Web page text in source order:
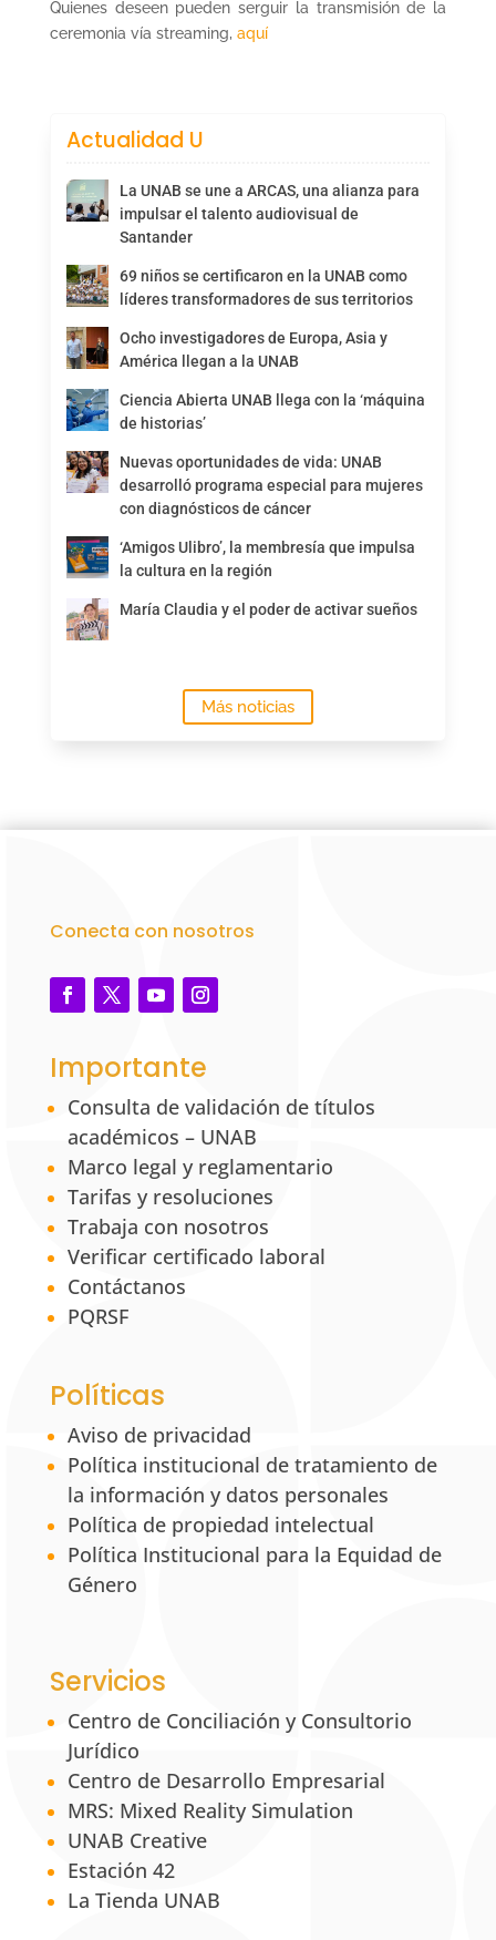
Quienes deseen pueden serguir la transmisión de la
ceremonia vía streaming, aquí
Actualidad U
La UNAB se une a ARCAS, una alianza para
impulsar el talento audiovisual de
Santander
69 niños se certificaron en la UNAB como
líderes transformadores de sus territorios
Ocho investigadores de Europa, Asia y
América llegan a la UNAB
Ciencia Abierta UNAB llega con la ‘máquina
de historias’
Nuevas oportunidades de vida: UNAB
desarrolló programa especial para mujeres
con diagnósticos de cáncer
‘Amigos Ulibro’, la membresía que impulsa
la cultura en la región
María Claudia y el poder de activar sueños
Más noticias
Conecta con nosotros
Importante
Consulta de validación de títulos
académicos – UNAB
Marco legal y reglamentario
Tarifas y resoluciones
Trabaja con nosotros
Verificar certificado laboral
Contáctanos
PQRSF
Políticas
Aviso de privacidad
Política institucional de tratamiento de
la información y datos personales
Política de propiedad intelectual
Política Institucional para la Equidad de
Género
Servicios
Centro de Conciliación y Consultorio
Jurídico
Centro de Desarrollo Empresarial
MRS: Mixed Reality Simulation
UNAB Creative
Estación 42
La Tienda UNAB